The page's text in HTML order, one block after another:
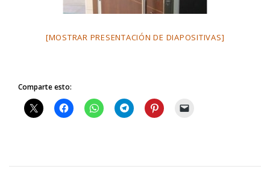
[MOSTRAR PRESENTACIÓN DE DIAPOSITIVAS]
Comparte esto: